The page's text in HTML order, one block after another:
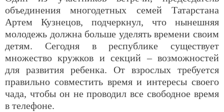
объединения многодетных семей Татарстана
Артем Кузнецов, подчеркнул, что нынешняя
молодежь должна больше уделять времени своим
детям. Сегодня в республике существует
множество кружков и секций – возможностей
для развития ребенка. От взрослых требуется
правильно совместить время и интересы своего
чада, чтобы он не проводил все свободное время
в телефоне.